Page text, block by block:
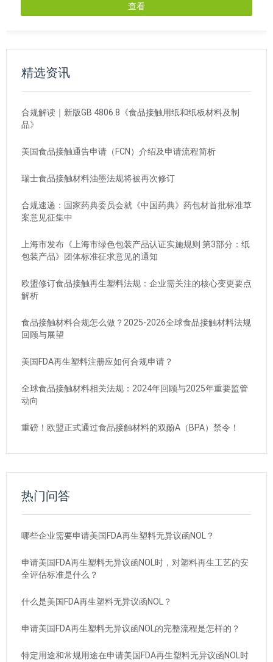
查看
精选资讯
合规解读｜新版GB 4806.8《食品接触用纸和纸板材料及制
品》
美国食品接触通告申请（FCN）介绍及申请流程简析
瑞士食品接触材料油墨法规将被再次修订
合规速递：国家药典委员会就《中国药典》药包材首批标准草
案意见征集中
上海市发布《上海市绿色包装产品认证实施规则 第3部分：纸
包装产品》团体标准征求意见的通知
欧盟修订食品接触再生塑料法规：企业需关注的核心变更要点
解析
食品接触材料合规怎么做？2025-2026全球食品接触材料法规
回顾与展望
美国FDA再生塑料注册应如何合规申请？
全球食品接触材料相关法规：2024年回顾与2025年重要监管
动向
重磅！欧盟正式通过食品接触材料的双酚A（BPA）禁令！
热门问答
哪些企业需要申请美国FDA再生塑料无异议函NOL？
申请美国FDA再生塑料无异议函NOL时，对塑料再生工艺的安
全评估标准是什么？
什么是美国FDA再生塑料无异议函NOL？
申请美国FDA再生塑料无异议函NOL的完整流程是怎样的？
特定用途和常规用途在申请美国FDA再生塑料无异议函NOL时